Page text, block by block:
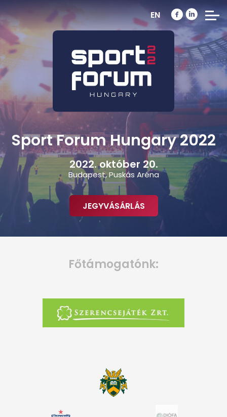
EN
Sport Forum Hungary 2022
2022. október 20.
Budapest, Puskás Aréna
JEGYVÁSÁRLÁS
Főtámogatónk: